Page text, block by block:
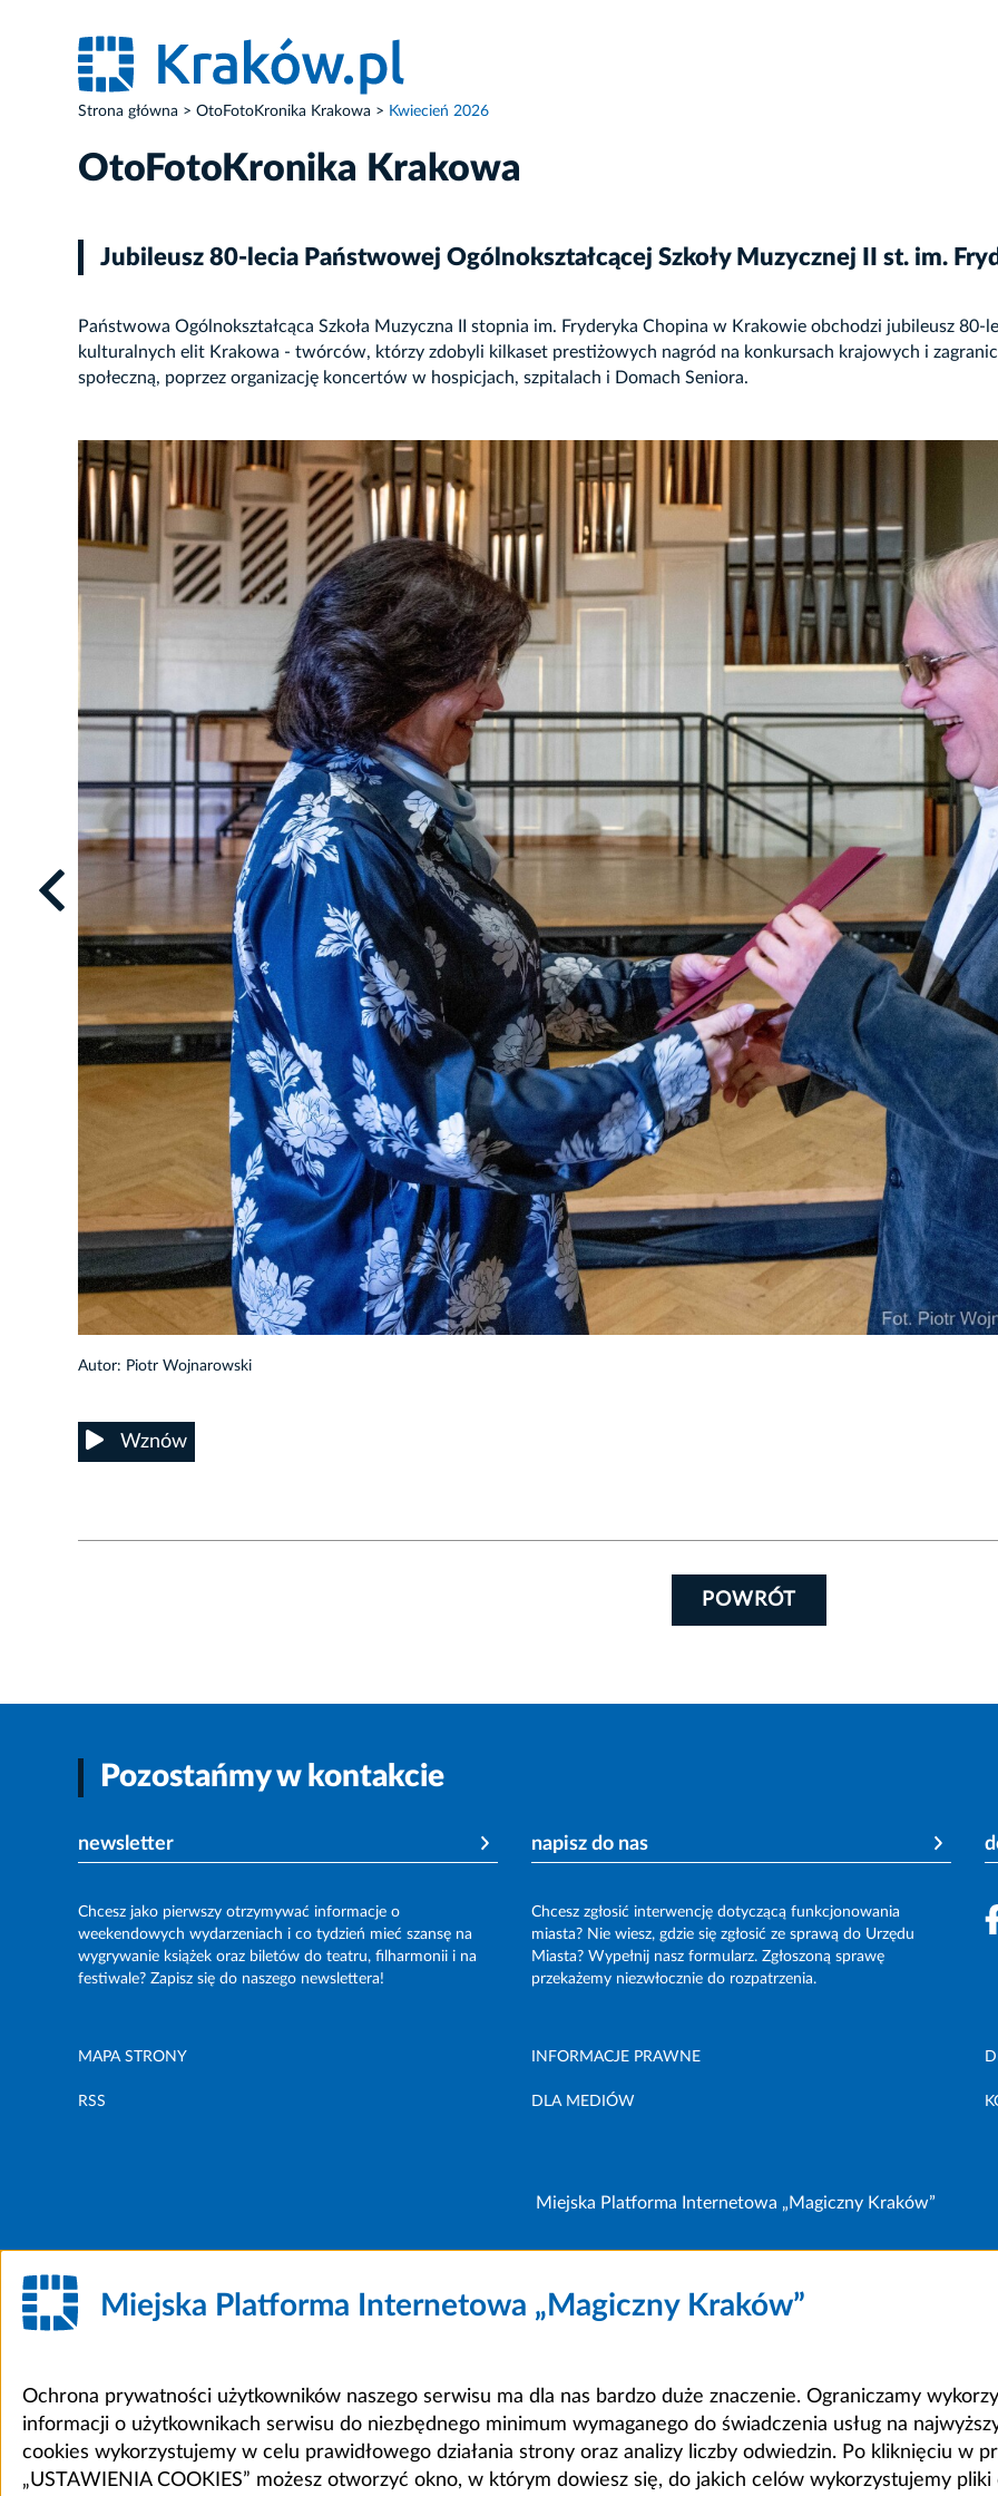
Strona główna OtoFotoKronika Krakowa Kwiecień 2026
OtoFotoKronika Krakowa
Jubileusz 80-lecia Państwowej Ogólnokształcącej Szkoły Muzycznej II st. im.
Państwowa Ogólnokształcąca Szkoła Muzyczna II stopnia im. Fryderyka Chopina w Krakowie obchodzi jubileusz 80-
kulturalnych elit Krakowa - twórców, którzy zdobyli kilkaset prestiżowych nagród na konkursach krajowych i
społeczną, poprzez organizację koncertów w hospicjach, szpitalach i Domach Seniora.
Autor: Piotr Wojnarowski
Wznów
POWRÓT
Pozostańmy w kontakcie
newsletter
Chcesz jako pierwszy otrzymywać informacje o
weekendowych wydarzeniach i co tydzień mieć szansę na
wygrywanie książek oraz biletów do teatru, filharmonii i na
festiwale? Zapisz się do naszego newslettera!
napisz do nas
Chcesz zgłosić interwencję dotyczącą funkcjonowania
miasta? Nie wiesz, gdzie się zgłosić ze sprawą do Urzędu
Miasta? Wypełnij nasz formularz. Zgłoszoną sprawę
przekażemy niezwłocznie do rozpatrzenia.
MAPA STRONY INFORMACJE PRAWNE
RSS DLA MEDIÓW
Miejska Platforma Internetowa „Magiczny Kraków”
Miejska Platforma Internetowa „Magiczny Kraków”
Ochrona prywatności użytkowników naszego serwisu ma dla nas bardzo duże znaczenie. Ograniczamy
informacji o użytkownikach serwisu do niezbędnego minimum wymaganego do świadczenia usług na
cookies wykorzystujemy w celu prawidłowego działania strony oraz analizy liczby odwiedzin. Po kliknięciu w
„USTAWIENIA COOKIES” możesz otworzyć okno, w którym dowiesz się, do jakich celów wykorzystujemy pliki